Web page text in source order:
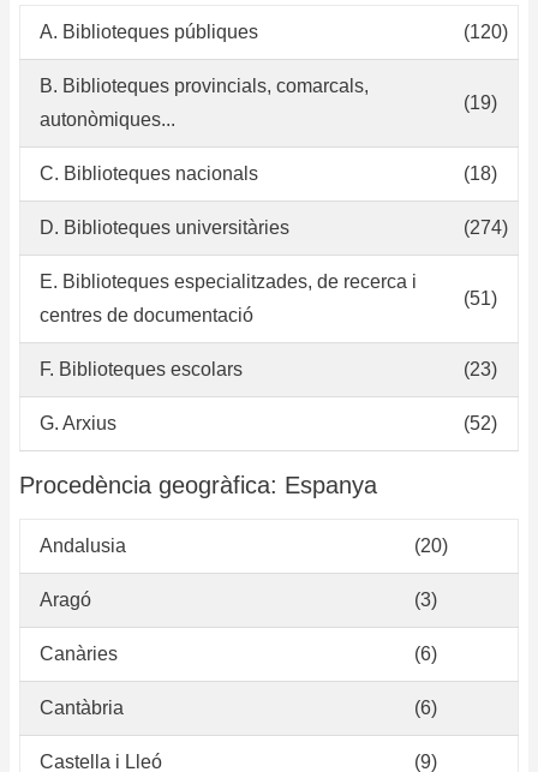
A. Biblioteques públiques (120)
B. Biblioteques provincials, comarcals,
autonòmiques...
(19)
C. Biblioteques nacionals (18)
D. Biblioteques universitàries (274)
E. Biblioteques especialitzades, de recerca i
centres de documentació
(51)
F. Biblioteques escolars (23)
G. Arxius (52)
Procedència geogràfica: Espanya
Andalusia (20)
Aragó (3)
Canàries (6)
Cantàbria (6)
Castella i Lleó (9)